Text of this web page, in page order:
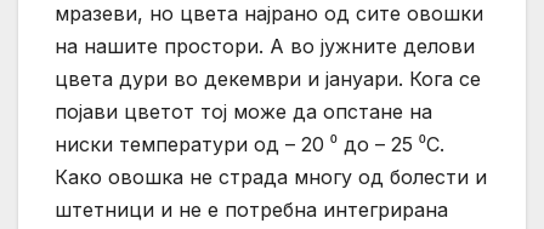
мразеви, но цвета најрано од сите овошки
на нашите простори. А во јужните делови
цвета дури во декември и јануари. Кога се
појави цветот тој може да опстане на
ниски температури од – 20 ⁰ до – 25 ⁰C.
Како овошка не страда многу од болести и
штетници и не е потребна интегрирана